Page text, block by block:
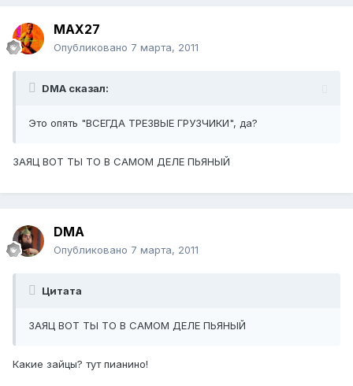
MAX27
Опубликовано 7 марта, 2011
DMA сказал:
Это опять "ВСЕГДА ТРЕЗВЫЕ ГРУЗЧИКИ", да?
ЗАЯЦ ВОТ ТЫ ТО В САМОМ ДЕЛЕ ПЬЯНЫЙ
DMA
Опубликовано 7 марта, 2011
Цитата
ЗАЯЦ ВОТ ТЫ ТО В САМОМ ДЕЛЕ ПЬЯНЫЙ
Какие зайцы? тут пианино!